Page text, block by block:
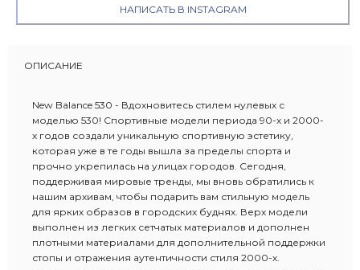
НАПИСАТЬ В INSTAGRAM
ОПИСАНИЕ
New Balance 530 - Вдохновитесь стилем нулевых с
моделью 530! Спортивные модели периода 90-х и 2000-
х годов создали уникальную спортивную эстетику,
которая уже в те годы вышла за пределы спорта и
прочно укрепилась на улицах городов. Сегодня,
поддерживая мировые тренды, мы вновь обратились к
нашим архивам, чтобы подарить вам стильную модель
для ярких образов в городских буднях. Верх модели
выполнен из легких сетчатых материалов и дополнен
плотными материалами для дополнительной поддержки
стопы и отражения аутентичности стиля 2000-х.